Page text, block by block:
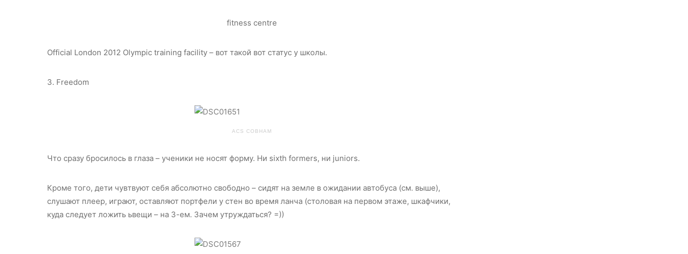
fitness centre
Official London 2012 Olympic training facility – вот такой вот статус у школы.
3. Freedom
ACS COBHAM
Что сразу бросилось в глаза – ученики не носят форму. Ни sixth formers, ни juniors.
Кроме того, дети чувтвуют себя абсолютно свободно – сидят на земле в ожидании автобуса (см. выше),
слушают плеер, играют, оставляют портфели у стен во время ланча (столовая на первом этаже, шкафчики,
куда следует ложить ьвещи – на 3-ем. Зачем утруждаться? =))